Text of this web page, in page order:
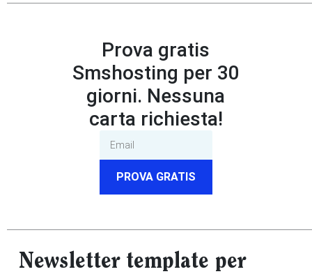
Prova gratis
Smshosting per 30
giorni. Nessuna
carta richiesta!
PROVA GRATIS
Newsletter template per